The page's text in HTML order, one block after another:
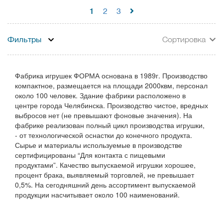
1 2 3
Фильтры Сортировка
Фабрика игрушек ФОРМА основана в 1989г. Производство
компактное, размещается на площади 2000квм, персонал
около 100 человек. Здание фабрики расположено в
центре города Челябинска. Производство чистое, вредных
выбросов нет (не превышают фоновые значения). На
фабрике реализован полный цикл производства игрушки,
- от технологической оснастки до конечного продукта.
Сырье и материалы используемые в производстве
сертифицированы “Для контакта с пищевыми
продуктами”. Качество выпускаемой игрушки хорошее,
процент брака, выявляемый торговлей, не превышает
0,5%. На сегодняшний день ассортимент выпускаемой
продукции насчитывает около 100 наименований.